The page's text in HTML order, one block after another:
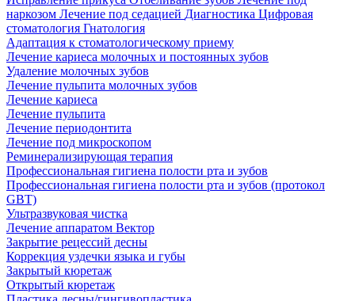
наркозом Лечение под седацией Диагностика Цифровая
стоматология Гнатология
Адаптация к стоматологическому приему
Лечение кариеса молочных и постоянных зубов
Удаление молочных зубов
Лечение пульпита молочных зубов
Лечение кариеса
Лечение пульпита
Лечение периодонтита
Лечение под микроскопом
Реминерализирующая терапия
Профессиональная гигиена полости рта и зубов
Профессиональная гигиена полости рта и зубов (протокол
GBT)
Ультразвуковая чистка
Лечение аппаратом Вектор
Закрытие рецессий десны
Коррекция уздечки языка и губы
Закрытый кюретаж
Открытый кюретаж